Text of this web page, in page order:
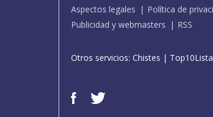
Aspectos legales
Política de
Publicidad y webmasters
RSS
Otros servicios: Chistes |